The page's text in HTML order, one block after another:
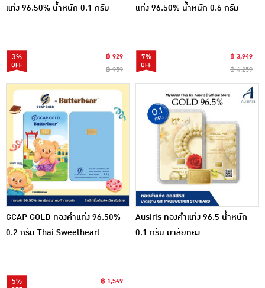
แท่ง 96.50% น้ำหนัก 0.1 กรัม
3%
฿ 929
฿ 959
แท่ง 96.50% น้ำหนัก 0.6 กรัม
7%
฿ 3,949
฿ 4,259
GCAP GOLD ทองคำแท่ง 96.50%
0.2 กรัม Thai Sweetheart
5%
฿ 1,549
Ausiris ทองคำแท่ง 96.5 น้ำหนัก
0.1 กรัม มาลัยทอง